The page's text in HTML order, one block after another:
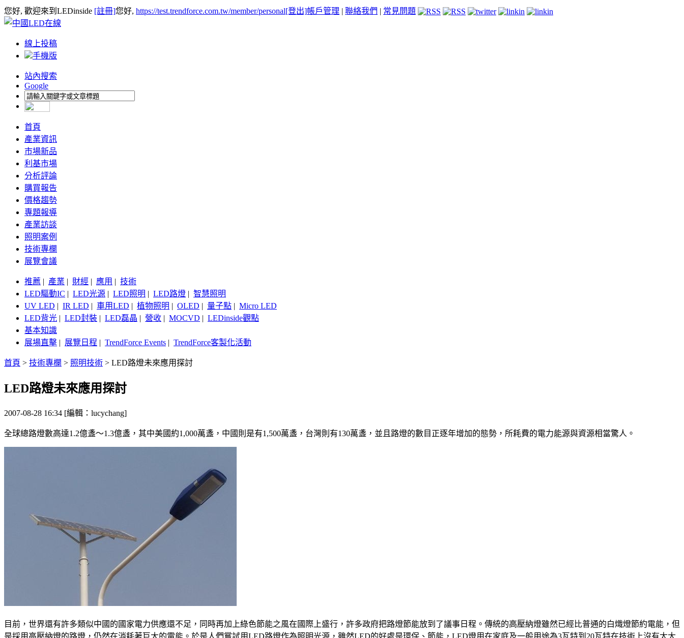
您好, 歡迎來到LEDinside [註冊]您好, https://test.trendforce.com.tw/member/personal[登出]帳戶管理 | 聯絡我們 | 常見問題
線上投稿
手機版
站內搜索
Google
首頁
產業資訊
市場新品
利基市場
分析評論
購買報告
價格趨勢
專題報導
產業訪談
照明案例
技術專欄
展覽會議
推薦 | 產業 | 財經 | 應用 | 技術
LED驅動IC | LED光源 | LED照明 | LED路燈 | 智慧照明
UV LED | IR LED | 車用LED | 植物照明 | OLED | 量子點 | Micro LED
LED背光 | LED封裝 | LED磊晶 | 營收 | MOCVD | LEDinside觀點
基本知識
展場直擊 | 展覽日程 | TrendForce Events | TrendForce客製化活動
首頁 > 技術專欄 > 照明技術 > LED路燈未來應用探討
LED路燈未來應用探討
2007-08-28 16:34 [編輯：lucychang]
全球總路燈數高達1.2億盞～1.3億盞，其中美國約1,000萬盞，中國則是有1,500萬盞，台灣則有130萬盞，並且路燈的數目正逐年增加的態勢，所耗費的電力能源與資源相當驚人。
目前，世界還有許多類似中國的國家電力供應還不足，同時再加上綠色節能之風在國際上盛行，許多政府把路燈節能放到了議事日程。傳統的高壓納燈雖然已經比普通的白熾燈節約電能，但